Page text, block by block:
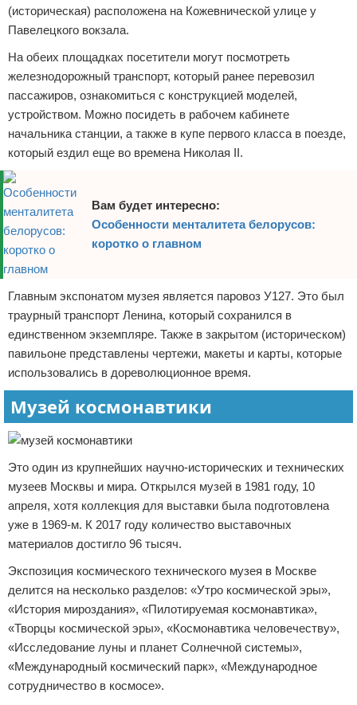
(историческая) расположена на Кожевнической улице у
Павелецкого вокзала.
На обеих площадках посетители могут посмотреть
железнодорожный транспорт, который ранее перевозил
пассажиров, ознакомиться с конструкцией моделей,
устройством. Можно посидеть в рабочем кабинете
начальника станции, а также в купе первого класса в поезде,
который ездил еще во времена Николая II.
Вам будет интересно:
Особенности менталитета белорусов:
коротко о главном
Главным экспонатом музея является паровоз У127. Это был
траурный транспорт Ленина, который сохранился в
единственном экземпляре. Также в закрытом (историческом)
павильоне представлены чертежи, макеты и карты, которые
использовались в дореволюционное время.
Музей космонавтики
Это один из крупнейших научно-исторических и технических
музеев Москвы и мира. Открылся музей в 1981 году, 10
апреля, хотя коллекция для выставки была подготовлена
уже в 1969-м. К 2017 году количество выставочных
материалов достигло 96 тысяч.
Экспозиция космического технического музея в Москве
делится на несколько разделов: «Утро космической эры»,
«История мироздания», «Пилотируемая космонавтика»,
«Творцы космической эры», «Космонавтика человечеству»,
«Исследование луны и планет Солнечной системы»,
«Международный космический парк», «Международное
сотрудничество в космосе».